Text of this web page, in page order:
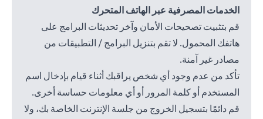
الخدمات المصرفية عبر الهاتف المتحرك
قم بتثبيت تصحيحات الأمان وآخر تحديثات البرامج على
هاتفك المحمول. لا تقم بتنزيل البرامج / التطبيقات من
مصادر غير آمنة.
تأكد من عدم وجود أي شخص يراقبك أثناء قيام بإدخال اسم
المستخدم أو كلمة المرور أو أي معلومات حساسة أخرى.
قم دائمًا بتسجيل الخروج من جلسة الإنترنت الخاصة بك، ولا